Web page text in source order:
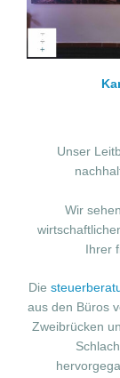
Unser
Wir
Ihrer
Die
aus den Büros
Zweibrücken